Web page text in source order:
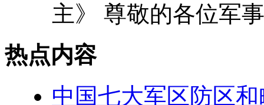
主》 尊敬的各位军
热点内容
中国七大军区防区